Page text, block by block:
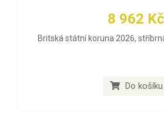
8 962 Kč
Britská státní koruna 2026,
Do košíku